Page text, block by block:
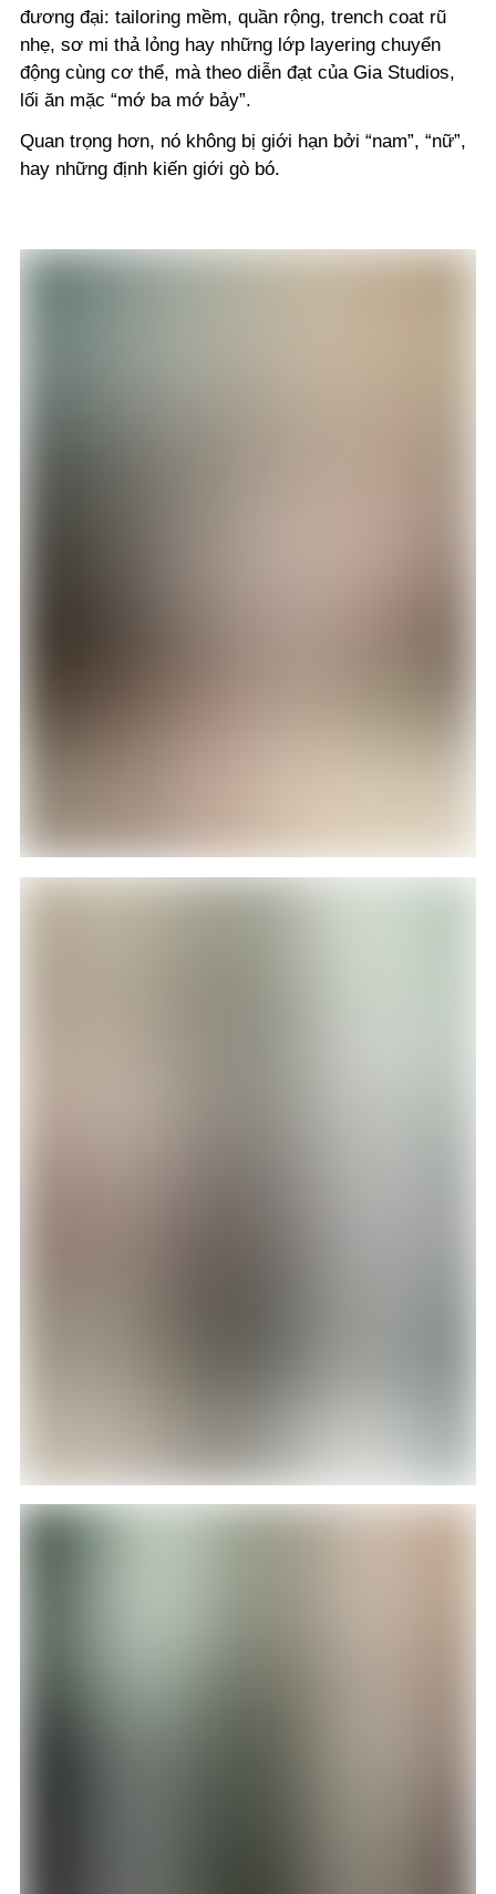
đương đại: tailoring mềm, quần rộng, trench coat rũ
nhẹ, sơ mi thả lỏng hay những lớp layering chuyển
động cùng cơ thể, mà theo diễn đạt của Gia Studios,
lối ăn mặc “mớ ba mớ bảy”.
Quan trọng hơn, nó không bị giới hạn bởi “nam”, “nữ”,
hay những định kiến giới gò bó.